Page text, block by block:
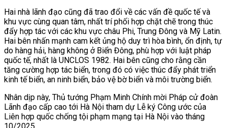
Hai nhà lãnh đạo cũng đã trao đổi về các vấn đề quốc tế và
khu vực cùng quan tâm, nhất trí phối hợp chặt chẽ trong thúc
đẩy hợp tác với các khu vực châu Phi, Trung Đông và Mỹ Latin.
Hai bên nhấn mạnh cam kết ủng hộ duy trì hòa bình, ổn định, tự
do hàng hải, hàng không ở Biển Đông, phù hợp với luật pháp
quốc tế, nhất là UNCLOS 1982. Hai bên cũng cho rằng cần
tăng cường hợp tác biển, trong đó có việc thúc đẩy phát triển
kinh tế biển, an ninh biển, bảo vệ bờ biển và môi trường biển.
Nhân dịp này, Thủ tướng Phạm Minh Chính mời Pháp cử đoàn
Lãnh đạo cấp cao tới Hà Nội tham dự Lễ ký Công ước của
Liên hợp quốc chống tội phạm mạng tại Hà Nội vào tháng